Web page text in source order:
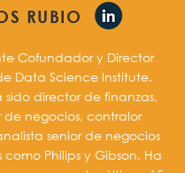
RUBIO
Cofundador y Director
Data Science Institute.
sido director de finanzas,
de negocios, contralor
senior de negocios
como Philips y Gibson. Ha